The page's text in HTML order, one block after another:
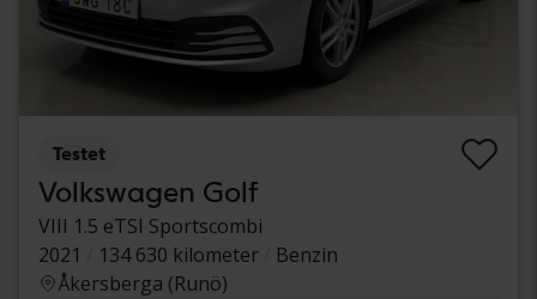
Testet
Volkswagen Golf
VIII 1.5 eTSI Sportscombi
2021
134 630 kilometer
Benzin
Åkersberga (Runö)